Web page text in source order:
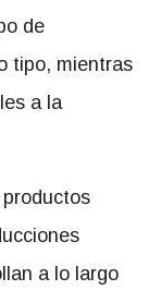
de
tipo, mientras
a la
a lo largo